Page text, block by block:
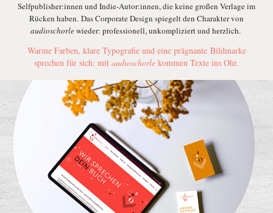
Selfpublisher:innen und Indie-Autor:innen, die keine großen Verlage im
Rücken haben. Das Corporate Design spiegelt den Charakter von
audioschorlewieder: professionell, unkompliziert und herzlich.
Warme Farben, klare Typografie und eine prägnante Bildmarke
sprechen für sich: mit audioschorle kommen Texte ins Ohr.